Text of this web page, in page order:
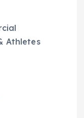
Athletes